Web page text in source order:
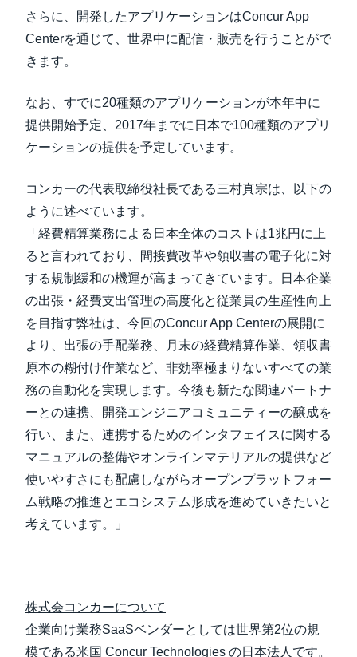
さらに、開発したアプリケーションはConcur App
Centerを通じて、世界中に配信・販売を行うことがで
きます。
なお、すでに20種類のアプリケーションが本年中に
提供開始予定、2017年までに日本で100種類のアプリ
ケーションの提供を予定しています。
コンカーの代表取締役社長である三村真宗は、以下の
ように述べています。
「経費精算業務による日本全体のコストは1兆円に上
ると言われており、間接費改革や領収書の電子化に対
する規制緩和の機運が高まってきています。日本企業
の出張・経費支出管理の高度化と従業員の生産性向上
を目指す弊社は、今回のConcur App Centerの展開に
より、出張の手配業務、月末の経費精算作業、領収書
原本の糊付け作業など、非効率極まりないすべての業
務の自動化を実現します。今後も新たな関連パートナ
ーとの連携、開発エンジニアコミュニティーの醸成を
行い、また、連携するためのインタフェイスに関する
マニュアルの整備やオンラインマテリアルの提供など
使いやすさにも配慮しながらオープンプラットフォー
ム戦略の推進とエコシステム形成を進めていきたいと
考えています。」
株式会コンカーについて
企業向け業務SaaSベンダーとしては世界第2位の規
模である米国 Concur Technologies の日本法人です。